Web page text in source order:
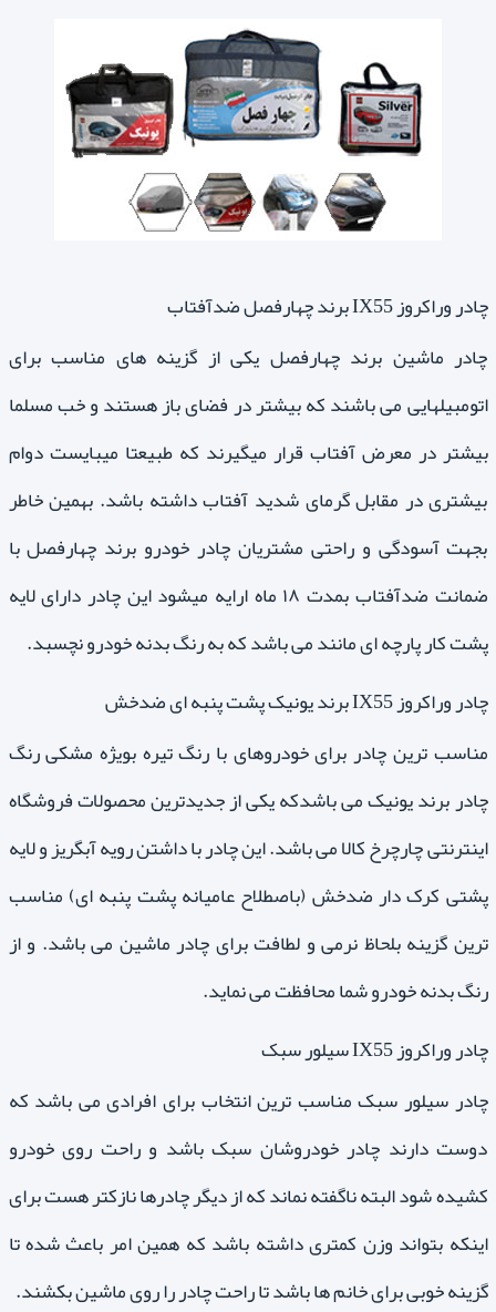
چادر وراکروز IX55 برند چهارفصل ضدآفتاب
چادر ماشین برند چهارفصل یکی از گزینه های مناسب برای
اتومبیلهایی می باشند که بیشتر در فضای باز هستند و خب مسلما
بیشتر در معرض آفتاب قرار میگیرند که طبیعتا میبایست دوام
بیشتری در مقابل گرمای شدید آفتاب داشته باشد. بهمین خاطر
بجهت آسودگی و راحتی مشتریان چادر خودرو برند چهارفصل با
ضمانت ضدآفتاب بمدت ۱۸ ماه ارایه میشود این چادر دارای لایه
پشت کار پارچه ای مانند می باشد که به رنگ بدنه خودرو نچسبد.
چادر وراکروز IX55 برند یونیک پشت پنبه ای ضدخش
مناسب ترین چادر برای خودروهای با رنگ تیره بویژه مشکی رنگ
چادر برند یونیک می باشدکه یکی از جدیدترین محصولات فروشگاه
اینترنتی چارچرخ کالا می باشد. این چادر با داشتن رویه آبگریز و لایه
پشتی کرک دار ضدخش (باصطلاح عامیانه پشت پنبه ای) مناسب
ترین گزینه بلحاظ نرمی و لطافت برای چادر ماشین می باشد. و از
رنگ بدنه خودرو شما محافظت می نماید.
چادر وراکروز IX55 سیلور سبک
چادر سیلور سبک مناسب ترین انتخاب برای افرادی می باشد که
دوست دارند چادر خودروشان سبک باشد و راحت روی خودرو
کشیده شود البته ناگفته نماند که از دیگر چادرها نازکتر هست برای
اینکه بتواند وزن کمتری داشته باشد که همین امر باعث شده تا
گزینه خوبی برای خانم ها باشد تا راحت چادر را روی ماشین بکشند.